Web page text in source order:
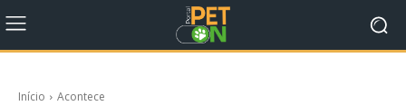
Início Acontece